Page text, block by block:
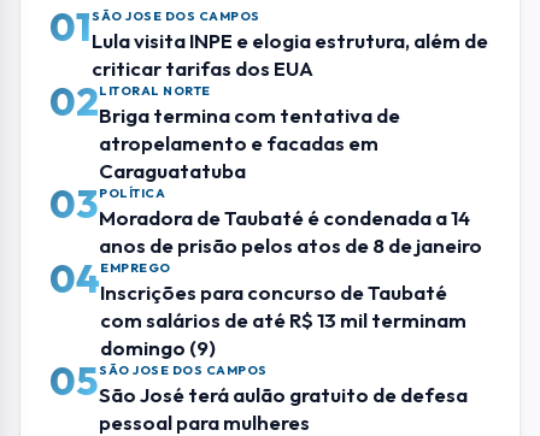
01SÃO JOSE DOS CAMPOS
Lula visita INPE e elogia estrutura, além de
criticar tarifas dos EUA
02LITORAL NORTE
Briga termina com tentativa de
atropelamento e facadas em
Caraguatatuba
03POLÍTICA
Moradora de Taubaté é condenada a 14
anos de prisão pelos atos de 8 de janeiro
04EMPREGO
Inscrições para concurso de Taubaté
com salários de até R$ 13 mil terminam
domingo (9)
05SÃO JOSE DOS CAMPOS
São José terá aulão gratuito de defesa
pessoal para mulheres